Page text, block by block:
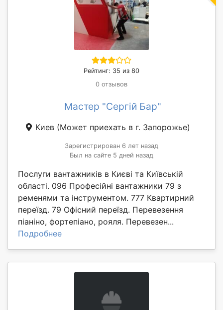
Рейтинг: 35 из 80
0 отзывов
Мастер "Сергій Бар"
Киев (Может приехать в г. Запорожье)
Зарегистрирован 6 лет назад
Был на сайте 5 дней назад
Послуги вантажників в Києві та Київській
області. 096 Професійні вантажники 79 з
ременями та інструментом. 777 Квартирний
переїзд. 79 Офісний переїзд. Перевезення
піаніно, фортепіано, рояля. Перевезен...
Подробнее